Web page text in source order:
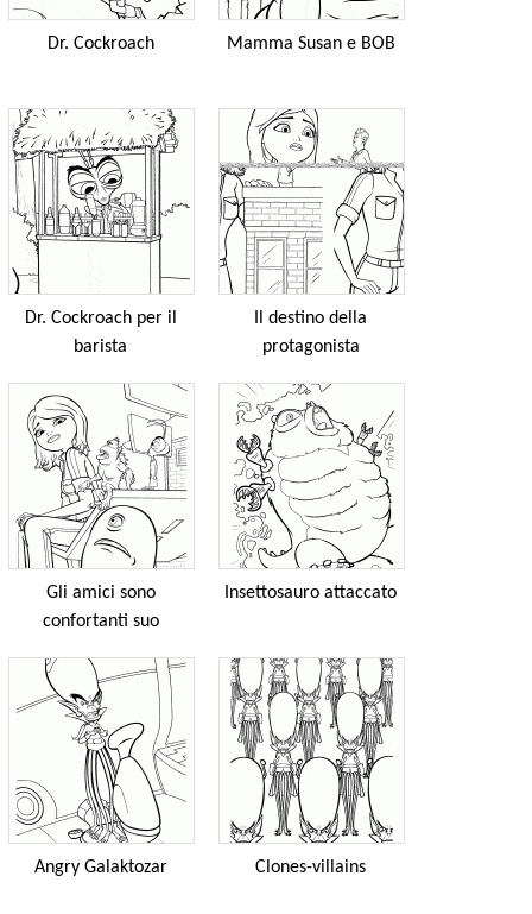
Dr. Cockroach Mamma Susan e BOB
Dr. Cockroach per il
barista
Il destino della
protagonista
Gli amici sono
confortanti suo
Insettosauro attaccato
Angry Galaktozar Clones-villains